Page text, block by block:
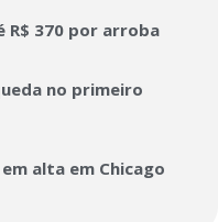
R$ 370 por arroba
no primeiro
alta em Chicago